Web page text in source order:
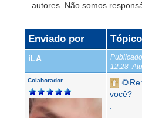
autores. Não somos
Enviado por Tópico
iLA
12:28
Colaborador
você?